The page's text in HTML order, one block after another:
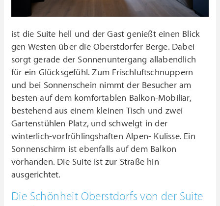
ist die Suite hell und der Gast genießt einen Blick
gen Westen über die Oberstdorfer Berge. Dabei
sorgt gerade der Sonnenuntergang allabendlich
für ein Glücksgefühl. Zum Frischluftschnuppern
und bei Sonnenschein nimmt der Besucher am
besten auf dem komfortablen Balkon-Mobiliar,
bestehend aus einem kleinen Tisch und zwei
Gartenstühlen Platz, und schwelgt in der
winterlich-vorfrühlingshaften Alpen- Kulisse. Ein
Sonnenschirm ist ebenfalls auf dem Balkon
vorhanden. Die Suite ist zur Straße hin
ausgerichtet.
Die Schönheit Oberstdorfs von der Suite